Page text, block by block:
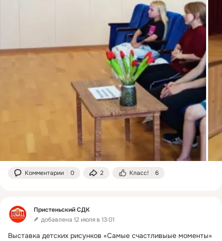
Комментарии 0 2 Класс! 6
Пристеньский СДК
добавлена 12 июля в 13:01
Выставка детских рисунков «Самые счастливыые моменты»